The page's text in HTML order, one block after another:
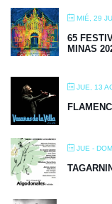
MIÉ, 29
65
MINAS
JUE, 13
JUE -